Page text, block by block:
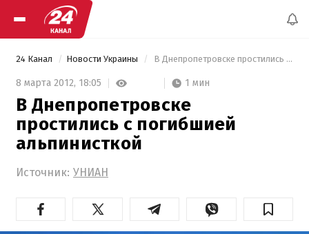
24 Канал Новости Украины В Днепропетровске простились с погибшией альпинисткой
8 марта 2012, 18:05 1 мин
В Днепропетровске
простились с погибшией
альпинисткой
Источник: УНИАН